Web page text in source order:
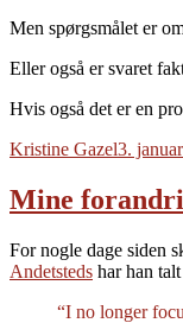
Men spørgsmålet er
Eller også er svaret
Hvis også det er en
Forfatter
Kristine GazelUdgivet
3.
Mine
For nogle dage siden
Andetsteds har han
“I no longer